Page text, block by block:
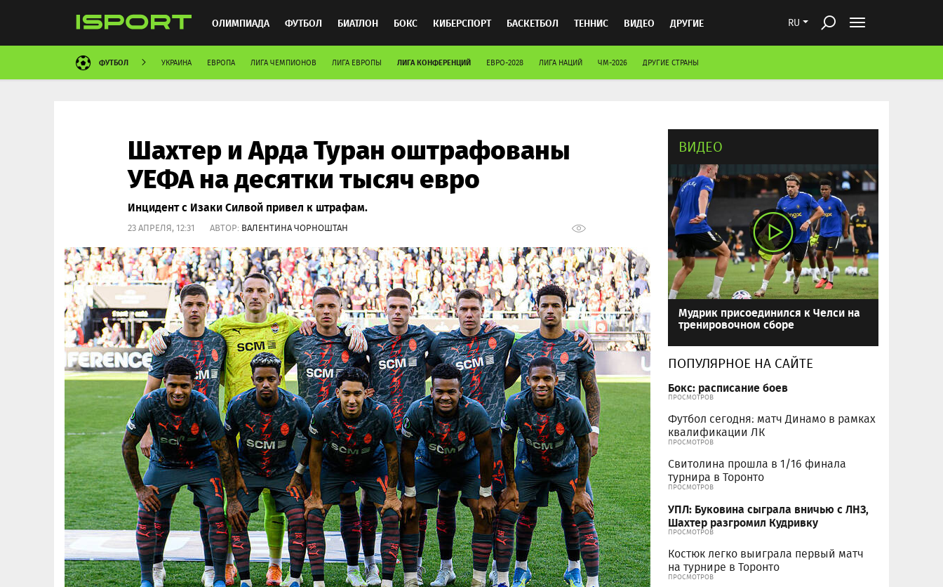
RU
ОЛИМПИАДА ФУТБОЛ БИАТЛОН БОКС КИБЕРСПОРТ БАСКЕТБОЛ ТЕННИС ВИДЕО ДРУГИЕ
ХОККЕЙ ММА АВТОСПОРТ
ФУТБОЛ УКРАИНА ЕВРОПА ЛИГА ЧЕМПИОНОВ ЛИГА ЕВРОПЫ ЛИГА КОНФЕРЕНЦИЙ ЕВРО-2028 ЛИГА НАЦИЙ ЧМ-2026 ДРУГИЕ СТРАНЫ
Шахтер и Арда Туран оштрафованы
УЕФА на десятки тысяч евро
Инцидент с Изаки Силвой привел к штрафам.
23 АПРЕЛЯ, 12:31 АВТОР: ВАЛЕНТИНА ЧОРНОШТАН
ВИДЕО
Мудрик присоединился к Челси на
тренировочном сборе
ПОПУЛЯРНОЕ НА САЙТЕ
Бокс: расписание боев
ПРОСМОТРОВ
Футбол сегодня: матч Динамо в рамках
квалификации ЛК
ПРОСМОТРОВ
Свитолина прошла в 1/16 финала
турнира в Торонто
ПРОСМОТРОВ
УПЛ: Буковина сыграла вничью с ЛНЗ,
Шахтер разгромил Кудривку
ПРОСМОТРОВ
Костюк легко выиграла первый матч
на турнире в Торонто
ПРОСМОТРОВ